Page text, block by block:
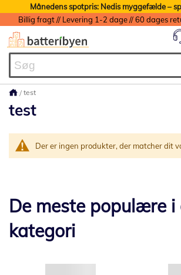
Månedens spotpris: Nedis myggefælde –
test
test
Der er ingen produkter, der matcher dit
De meste populære i
kategori